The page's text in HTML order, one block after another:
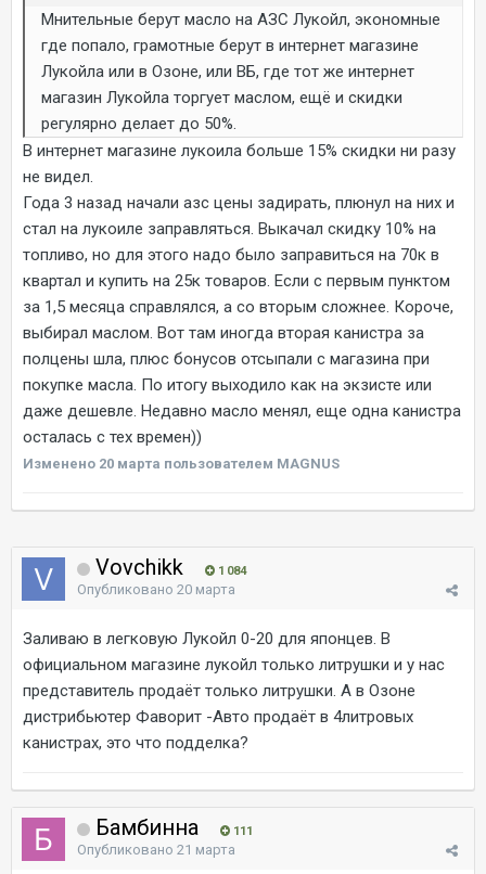
Мнительные берут масло на АЗС Лукойл, экономные
где попало, грамотные берут в интернет магазине
Лукойла или в Озоне, или ВБ, где тот же интернет
магазин Лукойла торгует маслом, ещё и скидки
регулярно делает до 50%.
В интернет магазине лукоила больше 15% скидки ни разу
не видел.
Года 3 назад начали азс цены задирать, плюнул на них и
стал на лукоиле заправляться. Выкачал скидку 10% на
топливо, но для этого надо было заправиться на 70к в
квартал и купить на 25к товаров. Если с первым пунктом
за 1,5 месяца справлялся, а со вторым сложнее. Короче,
выбирал маслом. Вот там иногда вторая канистра за
полцены шла, плюс бонусов отсыпали с магазина при
покупке масла. По итогу выходило как на экзисте или
даже дешевле. Недавно масло менял, еще одна канистра
осталась с тех времен))
Изменено 20 марта пользователем MAGNUS
Vovchikk 1 084
Опубликовано 20 марта
Заливаю в легковую Лукойл 0-20 для японцев. В
официальном магазине лукойл только литрушки и у нас
представитель продаёт только литрушки. А в Озоне
дистрибьютер Фаворит -Авто продаёт в 4литровых
канистрах, это что подделка?
Бамбинна 111
Опубликовано 21 марта